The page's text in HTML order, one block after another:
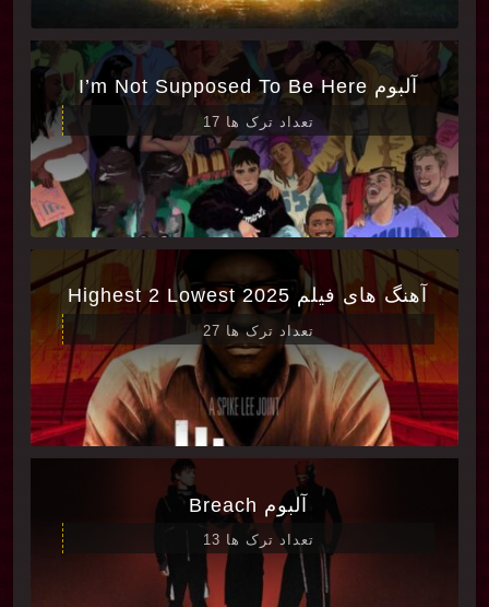
آلبوم I’m Not Supposed To Be Here
تعداد ترک ها 17
آهنگ های فیلم Highest 2 Lowest 2025
تعداد ترک ها 27
آلبوم Breach
تعداد ترک ها 13